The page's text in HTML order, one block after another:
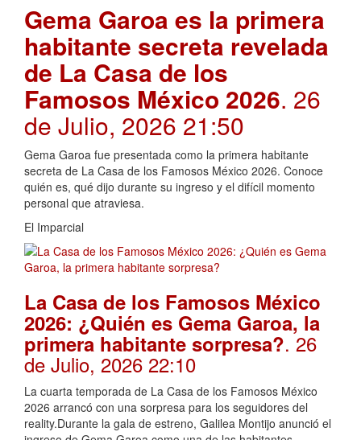
Gema Garoa es la primera
habitante secreta revelada
de La Casa de los
Famosos México 2026. 26
de Julio, 2026 21:50
Gema Garoa fue presentada como la primera habitante
secreta de La Casa de los Famosos México 2026. Conoce
quién es, qué dijo durante su ingreso y el difícil momento
personal que atraviesa.
El Imparcial
La Casa de los Famosos México
2026: ¿Quién es Gema Garoa, la
primera habitante sorpresa?. 26
de Julio, 2026 22:10
La cuarta temporada de La Casa de los Famosos México
2026 arrancó con una sorpresa para los seguidores del
reality.Durante la gala de estreno, Galilea Montijo anunció el